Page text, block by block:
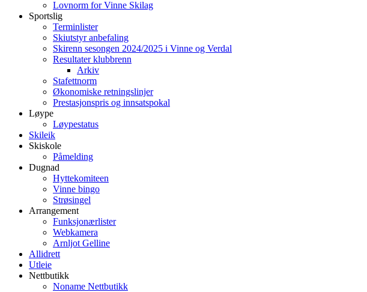
Lovnorm for Vinne Skilag
Sportslig
Terminlister
Skiutstyr anbefaling
Skirenn sesongen 2024/2025 i Vinne og Verdal
Resultater klubbrenn
Arkiv
Stafettnorm
Økonomiske retningslinjer
Prestasjonspris og innsatspokal
Løype
Løypestatus
Skileik
Skiskole
Påmelding
Dugnad
Hyttekomiteen
Vinne bingo
Strøsingel
Arrangement
Funksjonærlister
Webkamera
Arnljot Gelline
Allidrett
Utleie
Nettbutikk
Noname Nettbutikk